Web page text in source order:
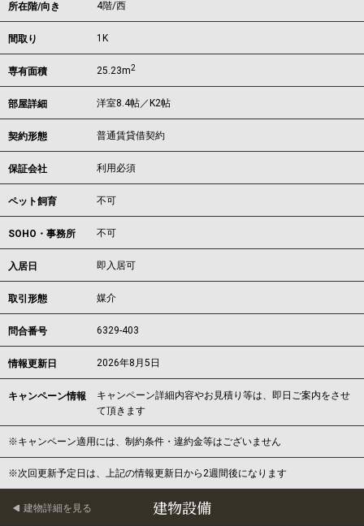
所在階/向き 4階/西
間取り 1K
専有面積 25.23m2
部屋詳細 洋室8.4帖／K2帖
契約形態 普通賃貸借契約
保証会社 利用必須
ペット飼育 不可
SOHO・事務所 不可
入居日 即入居可
取引形態 媒介
問合番号 6329-403
情報更新日 2026年8月5日
キャンペーン情報
キャンペーン詳細内容やお見積り等は、即日ご案内をさせ
て頂きます
※キャンペーン適用には、制約条件・違約金等はございません
※次回更新予定日は、上記の情報更新日から2週間後になります
建物設備
建物詳細を見る